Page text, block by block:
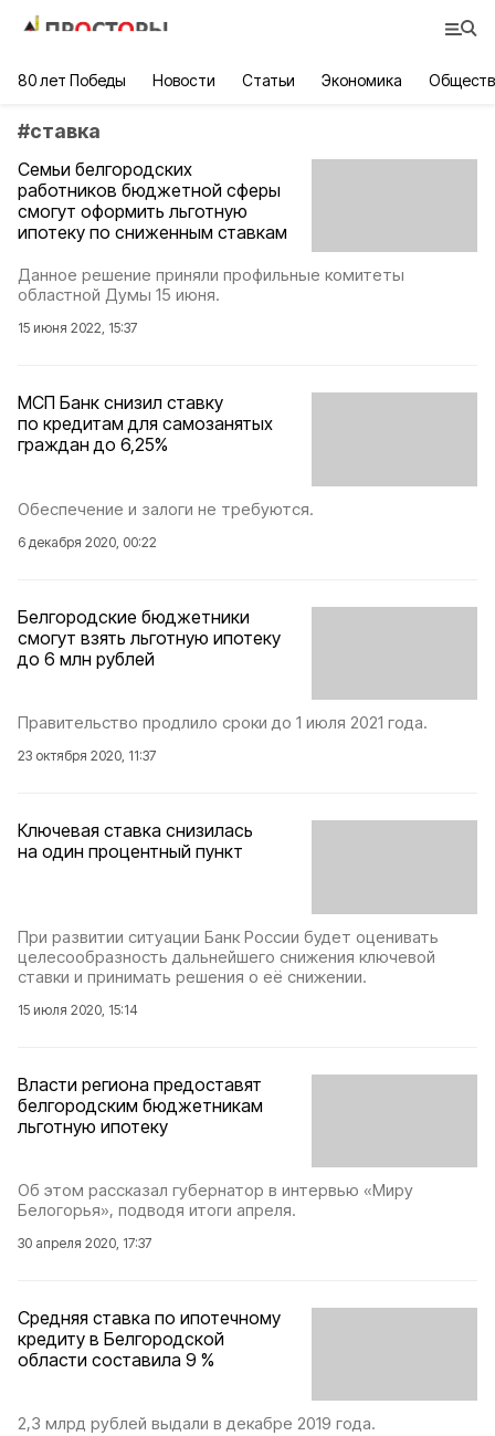
80 лет Победы Новости Статьи Экономика
#ставка
Семьи белгородских
работников бюджетной сферы
смогут оформить льготную
ипотеку по сниженным ставкам
Данное решение приняли профильные комитеты
областной Думы 15 июня.
15 июня 2022, 15:37
МСП Банк снизил ставку
по кредитам для самозанятых
граждан до 6,25%
Обеспечение и залоги не требуются.
6 декабря 2020, 00:22
Белгородские бюджетники
смогут взять льготную ипотеку
до 6 млн рублей
Правительство продлило сроки до 1 июля 2021 года.
23 октября 2020, 11:37
Ключевая ставка снизилась
на один процентный пункт
При развитии ситуации Банк России будет оценивать
целесообразность дальнейшего снижения ключевой
ставки и принимать решения о её снижении.
15 июля 2020, 15:14
Власти региона предоставят
белгородским бюджетникам
льготную ипотеку
Об этом рассказал губернатор в интервью «Миру
Белогорья», подводя итоги апреля.
30 апреля 2020, 17:37
Средняя ставка по ипотечному
кредиту в Белгородской
области составила 9 %
2,3 млрд рублей выдали в декабре 2019 года.